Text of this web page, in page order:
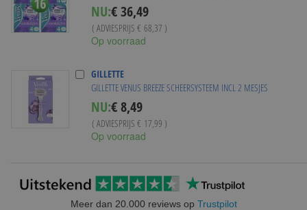
NU:Special
Price
€ 36,49
( ADVIESPRIJS € 68,37 )
Op voorraad
GILLETTE
GILLETTE VENUS BREEZE SCHEERSYSTEEM INCL 2 MESJES
NU:Special
Price
€ 8,49
( ADVIESPRIJS € 17,99 )
Op voorraad
Meer dan 20.000 reviews op Trustpilot